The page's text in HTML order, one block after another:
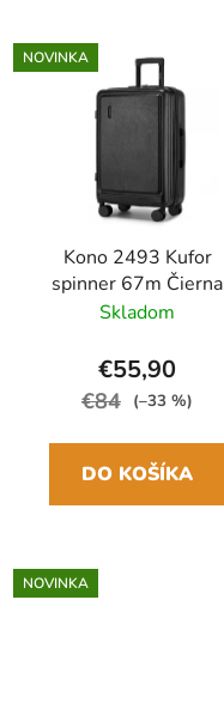
NOVINKA
Kono 2493 Kufor
spinner 67m Čierna
ABS/Polykarbonát
Skladom
€55,90
€84 (–33 %)
DO KOŠÍKA
NOVINKA